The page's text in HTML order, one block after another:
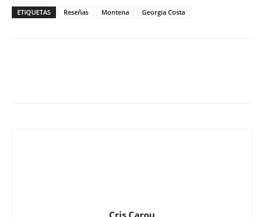
ETIQUETAS Reseñas Montena Georgia Costa
Cris Carou